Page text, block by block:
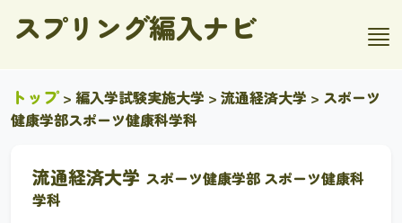
スプリング編入ナビ
トップ> 編入学試験実施大学 > 流通経済大学 > スポーツ
健康学部スポーツ健康科学科
流通経済大学 スポーツ健康学部 スポーツ健康科
学科